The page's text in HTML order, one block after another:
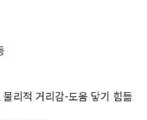
리적 거리감-도움 닿기 힘듦